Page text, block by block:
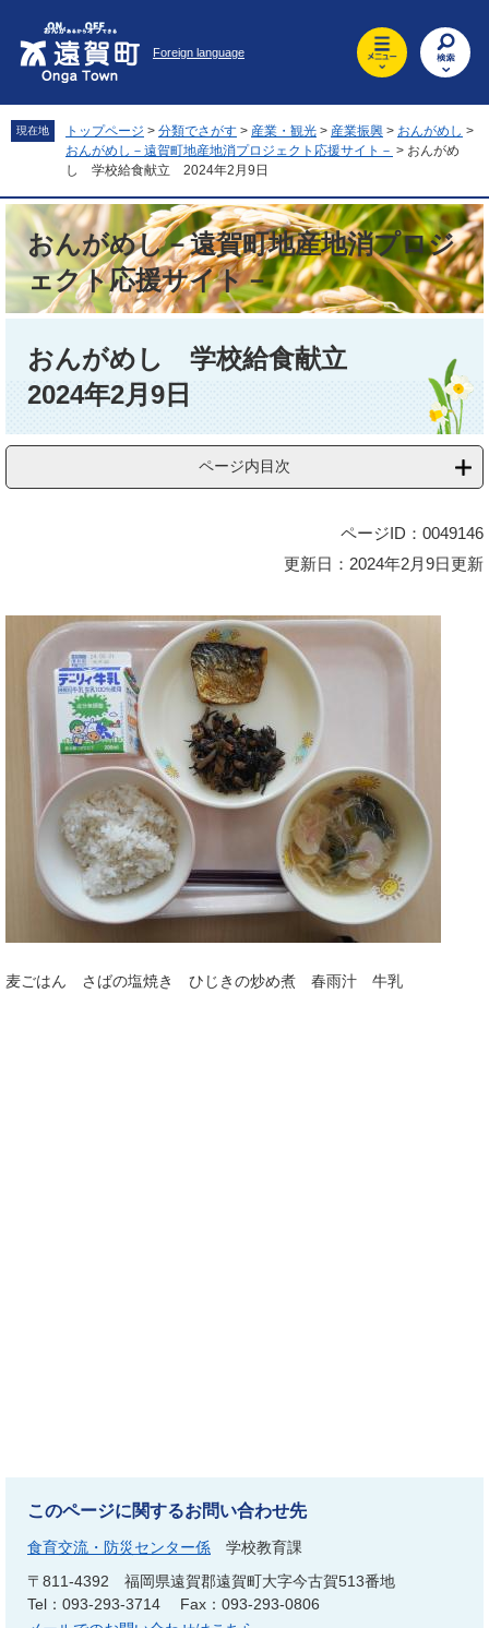
先
頭
。
を
飛
て
へ
Foreign language
現在地 トップページ > 分類でさがす > 産業・観光 > 産業振興 > おんがめし >
おんがめし－遠賀町地産地消プロジェクト応援サイト－ > おんがめ
し 学校給食献立 2024年2月9日
おんがめし－遠賀町地産地消プロジ
ェクト応援サイト－
おんがめし 学校給食献立
2024年2月9日
ページ内目次
ページID：0049146
更新日：2024年2月9日更新
麦ごはん さばの塩焼き ひじきの炒め煮 春雨汁 牛乳
このページに関するお問い合わせ先
食育交流・防災センター係
学校教育課
〒811-4392
福岡県遠賀郡遠賀町大字今古賀513番地
Tel：093-293-3714
Fax：093-293-0806